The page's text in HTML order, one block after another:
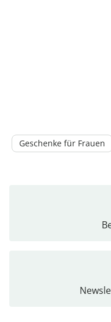
Geschenke für Frauen